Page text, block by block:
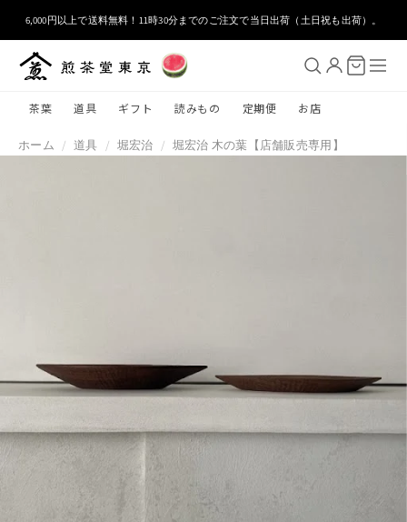
ンツに
進む
6,000円以上で送料無料！11時30分までのご注文で当日出荷（土日祝も出荷）。
茶葉 道具 ギフト 読みもの 定期便 お店
ホーム / 道具 / 堀宏治 / 堀宏治 木の葉【店舗販売専用】